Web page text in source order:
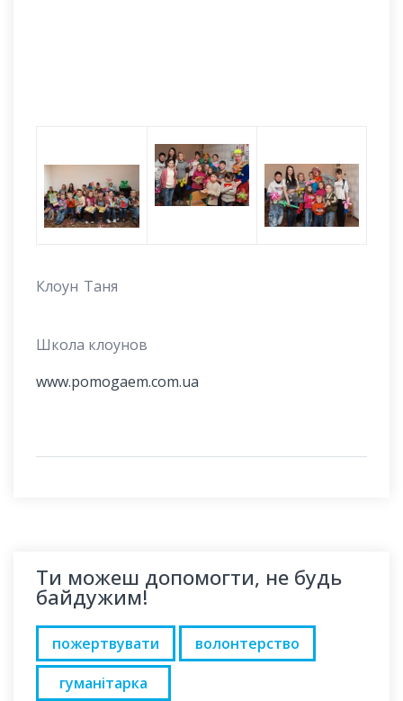
Клоун Таня
Школа клоунов
www.pomogaem.com.ua
Ти можеш допомогти, не будь
байдужим!
пожертвувати
волонтерство
гуманітарка